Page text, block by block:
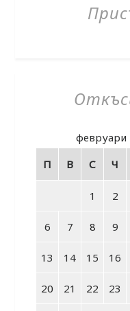
февруари
П
В С Ч
1 2
6 7 8 9
13 14 15 16
20 21 22 23